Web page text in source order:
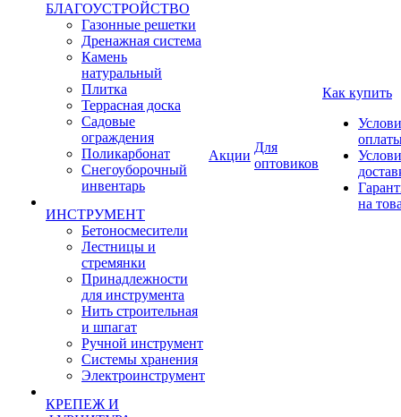
БЛАГОУСТРОЙСТВО
Газонные решетки
Дренажная система
Камень
натуральный
Плитка
Террасная доска
Садовые
ограждения
Поликарбонат
Снегоуборочный
инвентарь
ИНСТРУМЕНТ
Бетоносмесители
Лестницы и
стремянки
Принадлежности
для инструмента
Нить строительная
и шпагат
Ручной инструмент
Системы хранения
Электроинструмент
КРЕПЕЖ И
Акции
Для
оптовиков
Как купить
на